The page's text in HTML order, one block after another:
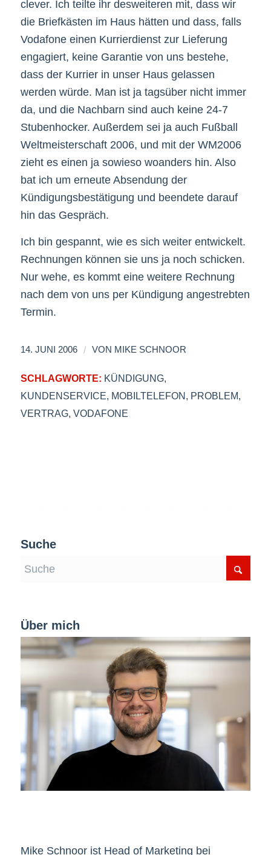
clever. Ich teilte ihr desweiteren mit, dass wir
die Briefkästen im Haus hätten und dass, falls
Vodafone einen Kurrierdienst zur Lieferung
engagiert, keine Garantie von uns bestehe,
dass der Kurrier in unser Haus gelassen
werden würde. Man ist ja tagsüber nicht immer
da, und die Nachbarn sind auch keine 24-7
Stubenhocker. Außerdem sei ja auch Fußball
Weltmeisterschaft 2006, und mit der WM2006
zieht es einen ja sowieso woanders hin. Also
bat ich um erneute Absendung der
Kündigungsbestätigung und beendete darauf
hin das Gespräch.
Ich bin gespannt, wie es sich weiter entwickelt.
Rechnungen können sie uns ja noch schicken.
Nur wehe, es kommt eine weitere Rechnung
nach dem von uns per Kündigung angestrebten
Termin.
14. JUNI 2006 / VON MIKE SCHNOOR
SCHLAGWORTE: KÜNDIGUNG,
KUNDENSERVICE, MOBILTELEFON , PROBLEM,
VERTRAG, VODAFONE
Suche
Über mich
Mike Schnoor ist Head of Marketing bei